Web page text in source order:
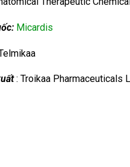
Micardis
: Troikaa Pharmaceuticals